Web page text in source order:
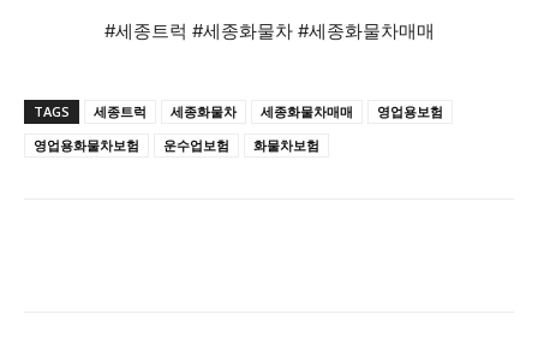
#세종트럭 #세종화물차 #세종화물차매매
TAGS 세종트럭 세종화물차 세종화물차매매
영업용보험
영업용화물차보험
운수업보험 화물차보험